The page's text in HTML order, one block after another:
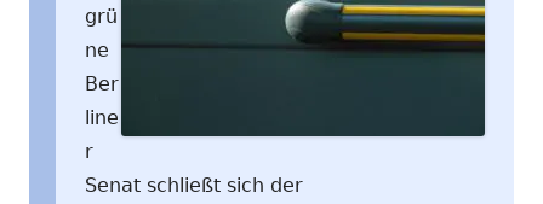
grü
ne
Ber
line
r
Senat schließt sich der